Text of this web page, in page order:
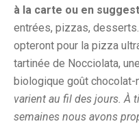
à la carte ou en
entrées, pizzas,
opteront pour la pizza
tartinée de Nocciolata,
biologique goût
varient au fil des jours. À
semaines nous avons